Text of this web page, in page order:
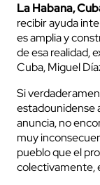
La Habana,
recibir ayuda
es amplia y
de esa realidad,
Cuba, Miguel
Si
estadounidense
anuncia, no
muy
pueblo que el
colectivamente,